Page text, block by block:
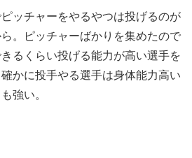
ッチャーをやるやつは投げるのが
。ピッチャーばかりを集めたので
るくらい投げる能力が高い選手を
かに投手やる選手は身体能力高い
強い。